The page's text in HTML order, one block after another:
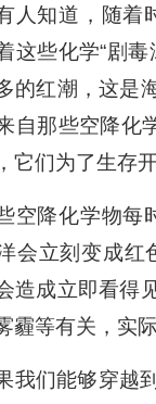
人知道，随着
这些化学“剧
的红潮，这是
自那些空降化
它们为了生存开
空降化学物每
会立刻变成红
造成立即看得
霾等有关，实
我们能够穿越